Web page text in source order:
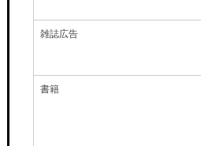
雑誌広告
書籍